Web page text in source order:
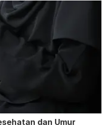
dan Umur